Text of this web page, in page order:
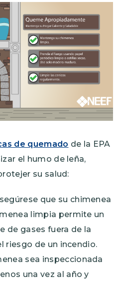
de quemado de la EPA
el humo de leña,
su salud:
que su chimenea
limpia permite un
de gases fuera de la
riesgo de un incendio.
sea inspeccionada
una vez al año y